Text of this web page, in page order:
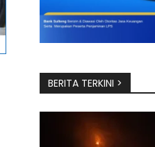
BERITA TERKINI >